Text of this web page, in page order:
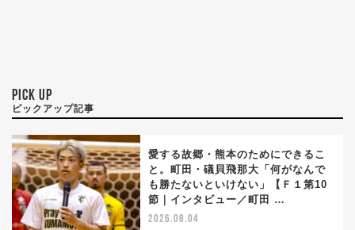
PICK UP
ピックアップ記事
愛する故郷・熊本のためにできるこ
と。町田・礒貝飛那大「何がなんで
も勝たないといけない」【Ｆ１第10
節｜インタビュー／町田 …
2026.08.04